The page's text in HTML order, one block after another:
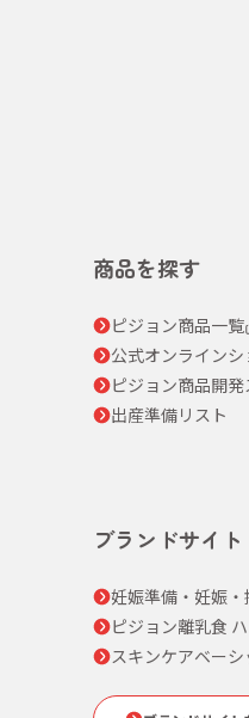
商品を探す
ピジョン商品一覧
公式オンライン
ピジョン商品開
出産準備リスト
ブランドサイト
妊娠準備・妊娠
ピジョン離乳食
スキンケアベー